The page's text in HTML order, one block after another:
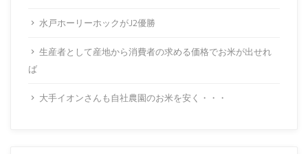
水戸ホーリーホックがJ2優勝
生産者として産地から消費者の求める価格でお米が出せれ
ば
大手イオンさんも自社農園のお米を安く・・・